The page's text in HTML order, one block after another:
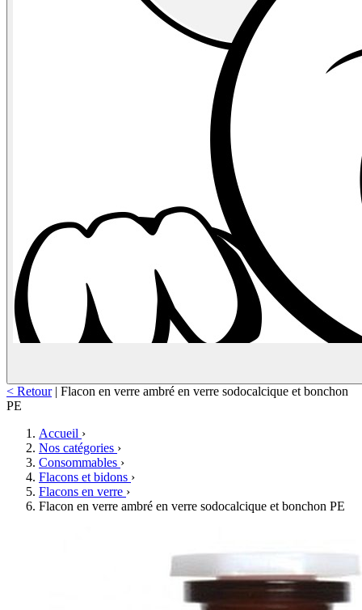
< Retour | Flacon en verre ambré en verre sodocalcique et bonchon
PE
Accueil ›
Nos catégories ›
Consommables ›
Flacons et bidons ›
Flacons en verre ›
Flacon en verre ambré en verre sodocalcique et bonchon PE